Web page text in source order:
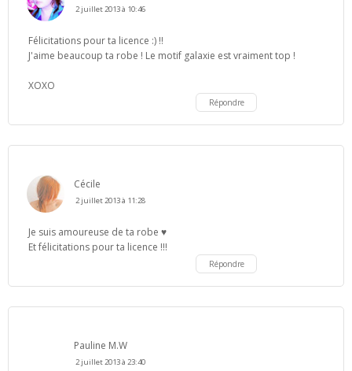
2 juillet 2013 à 10:46
Félicitations pour ta licence :) !!
J'aime beaucoup ta robe ! Le motif galaxie est vraiment top !
XOXO
Répondre
Cécile
2 juillet 2013 à 11:28
Je suis amoureuse de ta robe ♥
Et félicitations pour ta licence !!!
Répondre
Pauline M.W
2 juillet 2013 à 23:40